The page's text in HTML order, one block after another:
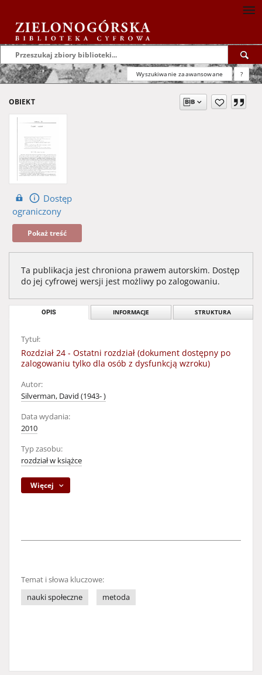
Wyszukiwanie zaawansowane ?
OBIEKT
Dostęp
ograniczony
Pokaż treść
Ta publikacja jest chroniona prawem autorskim. Dostęp
do jej cyfrowej wersji jest możliwy po zalogowaniu.
OPIS INFORMACJE STRUKTURA
Tytuł:
Rozdział 24 - Ostatni rozdział (dokument dostępny po
zalogowaniu tylko dla osób z dysfunkcją wzroku)
Autor:
Silverman, David (1943- )
Data wydania:
2010
Typ zasobu:
rozdział w książce
Więcej
Temat i słowa kluczowe:
nauki społeczne
metoda